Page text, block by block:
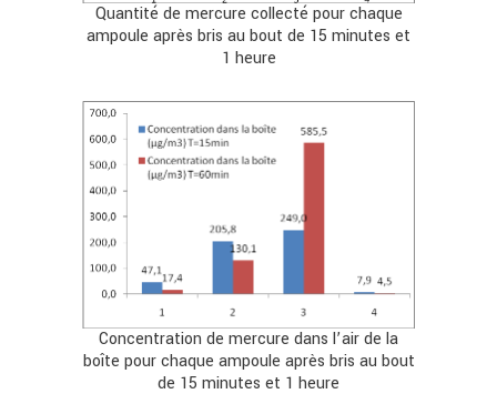
Quantité de mercure collecté pour chaque
ampoule après bris au bout de 15 minutes et
1 heure
Concentration de mercure dans l’air de la
boîte pour chaque ampoule après bris au bout
de 15 minutes et 1 heure